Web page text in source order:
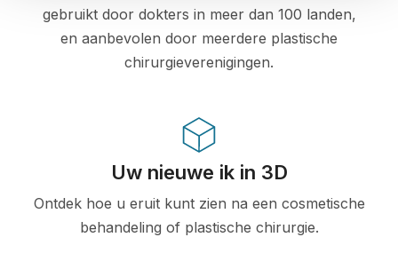
gebruikt door dokters in meer dan 100 landen,
en aanbevolen door meerdere plastische
chirurgieverenigingen.
Uw nieuwe ik in 3D
Ontdek hoe u eruit kunt zien na een cosmetische
behandeling of plastische chirurgie.